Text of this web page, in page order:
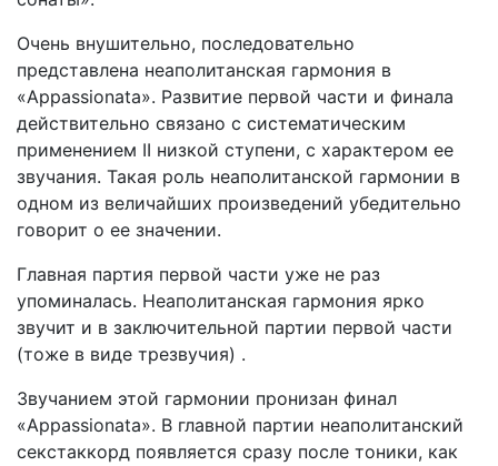
Очень внушительно, последовательно
представлена неаполитанская гармония в
«Appassionata». Развитие первой части и финала
действительно связано с систематическим
применением II низкой ступени, с характером ее
звучания. Такая роль неаполитанской гармонии в
одном из величайших произведений убедительно
говорит о ее значении.
Главная партия первой части уже не раз
упоминалась. Неаполитанская гармония ярко
звучит и в заключительной партии первой части
(тоже в виде трезвучия) .
Звучанием этой гармонии пронизан финал
«Appassionata». В главной партии неаполитанский
секстаккорд появляется сразу после тоники, как